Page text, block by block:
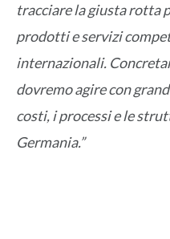
tracciare la giusta rotta
prodotti e servizi
internazionali.
dovremo agire con
costi, i processi e le
Germania.”